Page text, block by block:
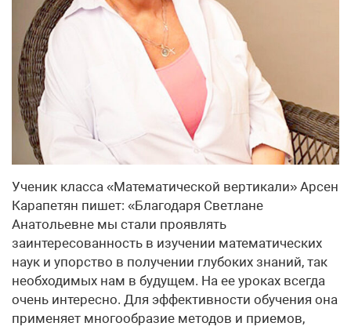
Ученик класса «Математической вертикали» Арсен
Карапетян пишет: «Благодаря Светлане
Анатольевне мы стали проявлять
заинтересованность в изучении математических
наук и упорство в получении глубоких знаний, так
необходимых нам в будущем. На ее уроках всегда
очень интересно. Для эффективности обучения она
применяет многообразие методов и приемов,